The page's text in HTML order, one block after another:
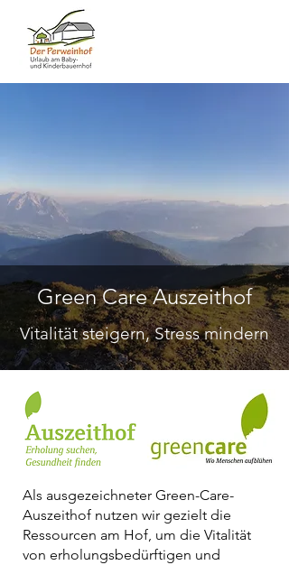
Green Care Auszeithof
Vitalität steigern, Stress mindern
Als ausgezeichneter Green-Care-
Auszeithof nutzen wir gezielt die
Ressourcen am Hof, um die Vitalität
von erholungsbedürftigen und